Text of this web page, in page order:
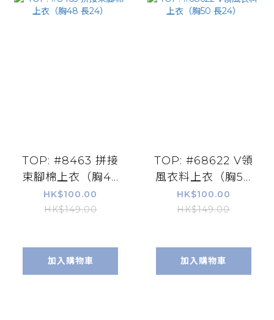
TOP: #8463 拼接
束腳棉上衣（胸48
長24）
HK$100.00
HK$149.00
加入購物車
TOP: #68622 V領
風衣料上衣（胸50
長24）
HK$100.00
HK$149.00
加入購物車